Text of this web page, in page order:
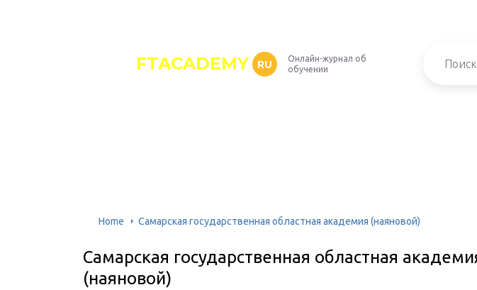
FTACADEMY RU
Онлайн-журнал об
обучении
Home Самарская государственная областная академия (наяновой)
Самарская государственная областная
(наяновой)